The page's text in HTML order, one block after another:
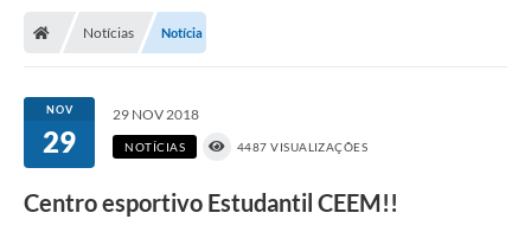
Notícias Notícia
NOV
29
29 NOV 2018
NOTÍCIAS 4487 VISUALIZAÇÕES
Centro esportivo Estudantil CEEM!!